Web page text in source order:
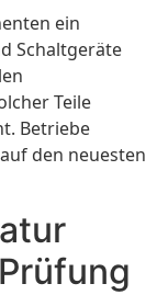
ein
Schaltgeräte
Teile
Betriebe
den neuesten